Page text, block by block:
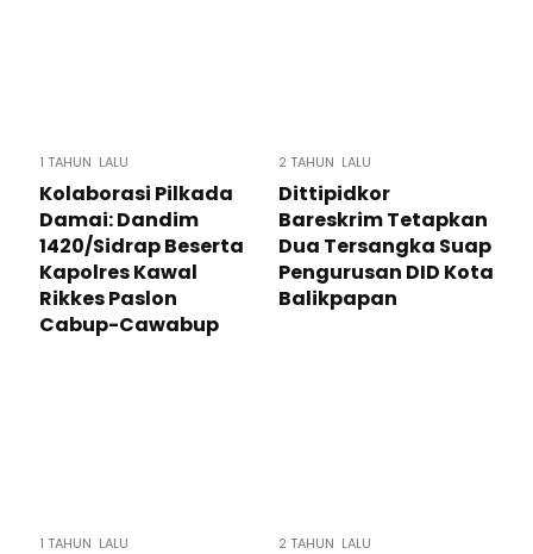
1 TAHUN LALU
Kolaborasi Pilkada
Damai: Dandim
1420/Sidrap Beserta
Kapolres Kawal
Rikkes Paslon
Cabup-Cawabup
2 TAHUN LALU
Dittipidkor
Bareskrim Tetapkan
Dua Tersangka Suap
Pengurusan DID Kota
Balikpapan
1 TAHUN LALU 2 TAHUN LALU